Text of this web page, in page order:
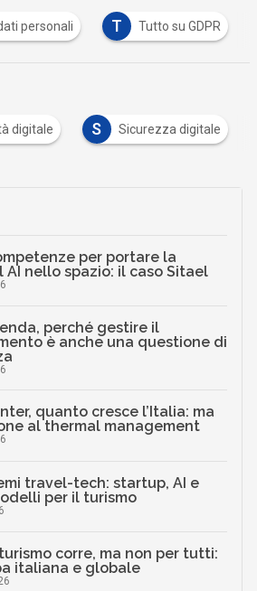
personali T Tutto su GDPR
digitale S Sicurezza digitale
per portare la
AI nello spazio: il caso Sitael
perché gestire il
è anche una questione di
quanto cresce l’Italia: ma
al thermal management
travel-tech: startup, AI e
per il turismo
turismo corre, ma non per tutti:
italiana e globale